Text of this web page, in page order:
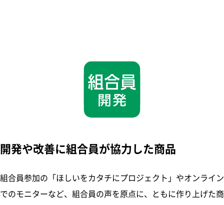
開発や改善に組合員が協力した商品
組合員参加の「ほしいをカタチにプロジェクト」やオンライン
でのモニターなど、組合員の声を原点に、ともに作り上げた商